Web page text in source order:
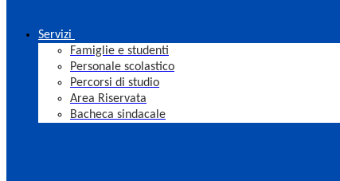
Servizi
Famiglie e studenti
Personale scolastico
Percorsi di studio
Area Riservata
Bacheca sindacale